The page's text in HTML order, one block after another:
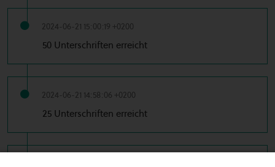
2024-06-21 15:00:19 +0200
50 Unterschriften erreicht
2024-06-21 14:58:06 +0200
25 Unterschriften erreicht